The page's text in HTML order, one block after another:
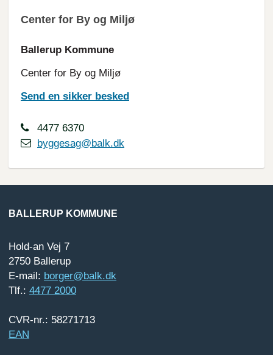
Center for By og Miljø
Ballerup Kommune
Center for By og Miljø
Send en sikker besked
4477 6370
byggesag@balk.dk
BALLERUP KOMMUNE
Hold-an Vej 7
2750 Ballerup
E-mail: borger@balk.dk
Tlf.: 4477 2000
CVR-nr.: 58271713
EAN